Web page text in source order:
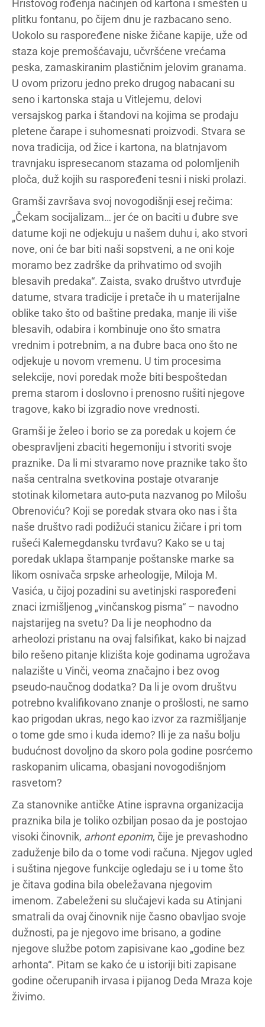
Hristovog rođenja načinjen od kartona i smešten u
plitku fontanu, po čijem dnu je razbacano seno.
Uokolo su raspoređene niske žičane kapije, uže od
staza koje premošćavaju, učvršćene vrećama
peska, zamaskiranim plastičnim jelovim granama.
U ovom prizoru jedno preko drugog nabacani su
seno i kartonska staja u Vitlejemu, delovi
versajskog parka i štandovi na kojima se prodaju
pletene čarape i suhomesnati proizvodi. Stvara se
nova tradicija, od žice i kartona, na blatnjavom
travnjaku ispresecanom stazama od polomljenih
ploča, duž kojih su raspoređeni tesni i niski prolazi.
Gramši završava svoj novogodišnji esej rečima:
„Čekam socijalizam… jer će on baciti u đubre sve
datume koji ne odjekuju u našem duhu i, ako stvori
nove, oni će bar biti naši sopstveni, a ne oni koje
moramo bez zadrške da prihvatimo od svojih
blesavih predaka“. Zaista, svako društvo utvrđuje
datume, stvara tradicije i pretače ih u materijalne
oblike tako što od baštine predaka, manje ili više
blesavih, odabira i kombinuje ono što smatra
vrednim i potrebnim, a na đubre baca ono što ne
odjekuje u novom vremenu. U tim procesima
selekcije, novi poredak može biti bespoštedan
prema starom i doslovno i prenosno rušiti njegove
tragove, kako bi izgradio nove vrednosti.
Gramši je želeo i borio se za poredak u kojem će
obespravljeni zbaciti hegemoniju i stvoriti svoje
praznike. Da li mi stvaramo nove praznike tako što
naša centralna svetkovina postaje otvaranje
stotinak kilometara auto-puta nazvanog po Milošu
Obrenoviću? Koji se poredak stvara oko nas i šta
naše društvo radi podižući stanicu žičare i pri tom
rušeći Kalemegdansku tvrđavu? Kako se u taj
poredak uklapa štampanje poštanske marke sa
likom osnivača srpske arheologije, Miloja M.
Vasića, u čijoj pozadini su avetinjski raspoređeni
znaci izmišljenog „vinčanskog pisma“ – navodno
najstarijeg na svetu? Da li je neophodno da
arheolozi pristanu na ovaj falsifikat, kako bi najzad
bilo rešeno pitanje klizišta koje godinama ugrožava
nalazište u Vinči, veoma značajno i bez ovog
pseudo-naučnog dodatka? Da li je ovom društvu
potrebno kvalifikovano znanje o prošlosti, ne samo
kao prigodan ukras, nego kao izvor za razmišljanje
o tome gde smo i kuda idemo? Ili je za našu bolju
budućnost dovoljno da skoro pola godine posrćemo
raskopanim ulicama, obasjani novogodišnjom
rasvetom?
Za stanovnike antičke Atine ispravna organizacija
praznika bila je toliko ozbiljan posao da je postojao
visoki činovnik, arhont eponim, čije je prevashodno
zaduženje bilo da o tome vodi računa. Njegov ugled
i suština njegove funkcije ogledaju se i u tome što
je čitava godina bila obeležavana njegovim
imenom. Zabeleženi su slučajevi kada su Atinjani
smatrali da ovaj činovnik nije časno obavljao svoje
dužnosti, pa je njegovo ime brisano, a godine
njegove službe potom zapisivane kao „godine bez
arhonta“. Pitam se kako će u istoriji biti zapisane
godine očerupanih irvasa i pijanog Deda Mraza koje
živimo.